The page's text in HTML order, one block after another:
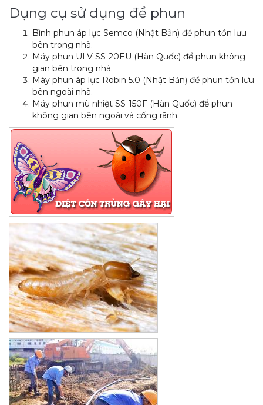
Dụng cụ sử dụng để phun
Bình phun áp lực Semco (Nhật Bản) để phun tồn lưu
bên trong nhà.
Máy phun ULV SS-20EU (Hàn Quốc) để phun không
gian bên trong nhà.
Máy phun áp lực Robin 5.0 (Nhật Bản) để phun tồn lưu
bên ngoài nhà.
Máy phun mù nhiệt SS-150F (Hàn Quốc) để phun
không gian bên ngoài và cống rãnh.